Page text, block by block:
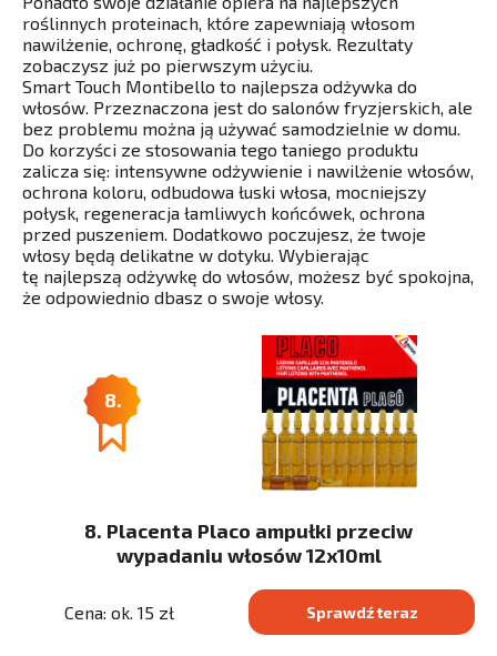
roślinnych proteinach, które zapewniają włosom
nawilżenie, ochronę, gładkość i połysk. Rezultaty
zobaczysz już po pierwszym użyciu.
Smart Touch Montibello to najlepsza odżywka do
włosów. Przeznaczona jest do salonów fryzjerskich, ale
bez problemu można ją używać samodzielnie w domu.
Do korzyści ze stosowania tego taniego produktu
zalicza się: intensywne odżywienie i nawilżenie włosów,
ochrona koloru, odbudowa łuski włosa, mocniejszy
połysk, regeneracja łamliwych końcówek, ochrona
przed puszeniem. Dodatkowo poczujesz, że twoje
włosy będą delikatne w dotyku. Wybierając
tę najlepszą odżywkę do włosów, możesz być spokojna,
że odpowiednio dbasz o swoje włosy.
8.
8. Placenta Placo ampułki przeciw
wypadaniu włosów 12x10ml
Cena: ok. 15 zł Sprawdź teraz